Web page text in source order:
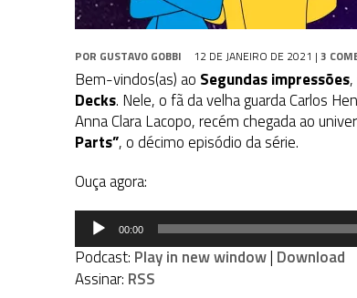
POR GUSTAVO GOBBI 12 DE JANEIRO DE 2021 | 3
Bem-vindos(as) ao Segundas impressões
Decks. Nele, o fã da velha guarda Carlos
Anna Clara Lacopo, recém chegada ao
Parts”, o décimo episódio da série.
Ouça agora:
Tocador
áudio
00:00
Podcast: Play in new window| Download
Assinar: RSS